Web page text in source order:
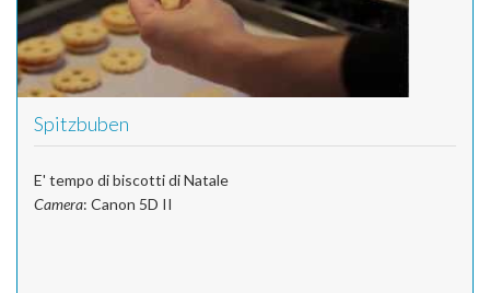
Spitzbuben
E' tempo di biscotti di Natale
Camera: Canon 5D II